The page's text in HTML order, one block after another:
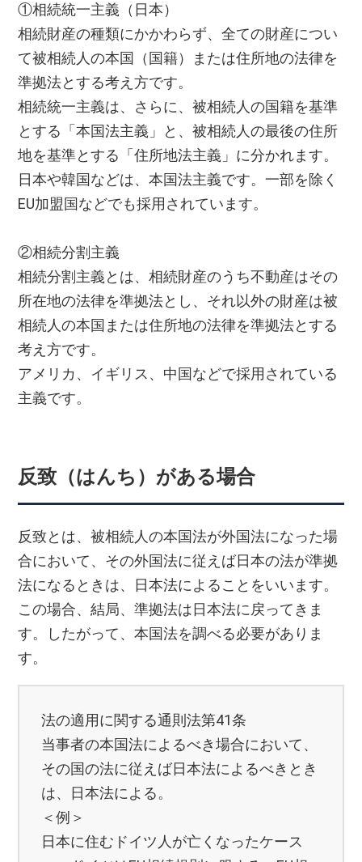
①相続統一主義（日本）
相続財産の種類にかかわらず、全ての財産につい
て被相続人の本国（国籍）または住所地の法律を
準拠法とする考え方です。
相続統一主義は、さらに、被相続人の国籍を基準
とする「本国法主義」と、被相続人の最後の住所
地を基準とする「住所地法主義」に分かれます。
日本や韓国などは、本国法主義です。一部を除く
EU加盟国などでも採用されています。
②相続分割主義
相続分割主義とは、相続財産のうち不動産はその
所在地の法律を準拠法とし、それ以外の財産は被
相続人の本国または住所地の法律を準拠法とする
考え方です。
アメリカ、イギリス、中国などで採用されている
主義です。
反致（はんち）がある場合
反致とは、被相続人の本国法が外国法になった場
合において、その外国法に従えば日本の法が準拠
法になるときは、日本法によることをいいます。
この場合、結局、準拠法は日本法に戻ってきま
す。したがって、本国法を調べる必要がありま
す。
法の適用に関する通則法第41条
当事者の本国法によるべき場合において、
その国の法に従えば日本法によるべきとき
は、日本法による。
＜例＞
日本に住むドイツ人が亡くなったケース